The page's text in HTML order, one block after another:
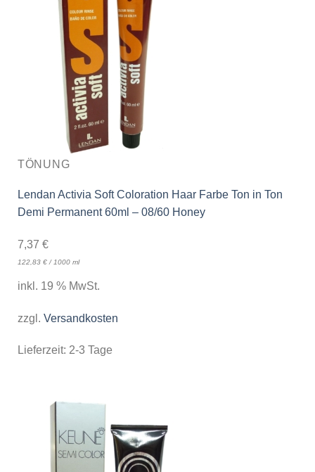
TÖNUNG
Lendan Activia Soft Coloration Haar Farbe Ton in Ton
Demi Permanent 60ml – 08/60 Honey
7,37 €
122,83 €/ 1000 ml
inkl. 19 % MwSt.
zzgl. Versandkosten
Lieferzeit: 2-3 Tage